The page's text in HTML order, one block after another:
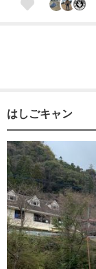
はしごキャン